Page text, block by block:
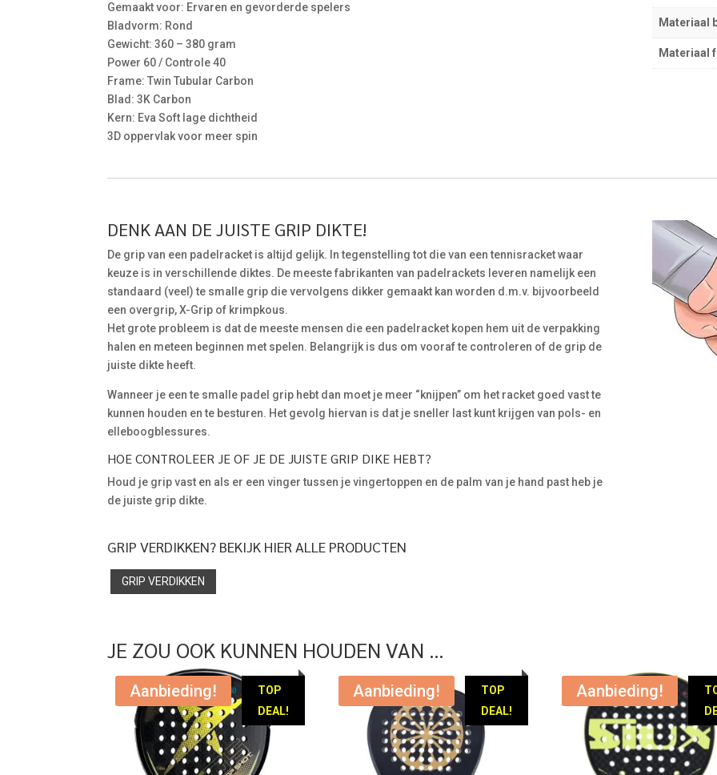
Gemaakt voor: Ervaren en gevorderde spelers
Bladvorm: Rond
Gewicht: 360 – 380 gram
Power 60 / Controle 40
Frame: Twin Tubular Carbon
Blad: 3K Carbon
Kern: Eva Soft lage dichtheid
3D oppervlak voor meer spin
Materiaal
Materiaal
DENK AAN DE JUISTE GRIP DIKTE!
De grip van een padelracket is altijd gelijk. In tegenstelling tot die van een tennisracket waar
keuze is in verschillende diktes. De meeste fabrikanten van padelrackets leveren namelijk een
standaard (veel) te smalle grip die vervolgens dikker gemaakt kan worden d.m.v. bijvoorbeeld
een overgrip, X-Grip of krimpkous.
Het grote probleem is dat de meeste mensen die een padelracket kopen hem uit de verpakking
halen en meteen beginnen met spelen. Belangrijk is dus om vooraf te controleren of de grip de
juiste dikte heeft.
Wanneer je een te smalle padel grip hebt dan moet je meer “knijpen” om het racket goed vast te
kunnen houden en te besturen. Het gevolg hiervan is dat je sneller last kunt krijgen van pols- en
elleboogblessures.
HOE CONTROLEER JE OF JE DE JUISTE GRIP DIKE HEBT?
Houd je grip vast en als er een vinger tussen je vingertoppen en de palm van je hand past heb je
de juiste grip dikte.
GRIP VERDIKKEN? BEKIJK HIER ALLE PRODUCTEN
GRIP VERDIKKEN
JE ZOU OOK KUNNEN HOUDEN VAN …
TOP
DEAL!
Aanbieding!
TOP
DEAL!
Aanbieding! Aanbieding!